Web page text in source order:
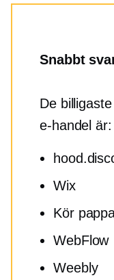
Snabbt
De
e-handel är:
Wix
Kör
WebFlow
Weebly